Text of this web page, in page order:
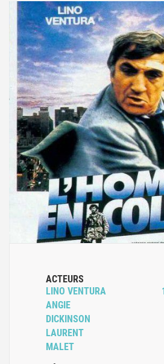
ACTEURS
LINO VENTURA
ANGIE
DICKINSON
LAURENT
MALET